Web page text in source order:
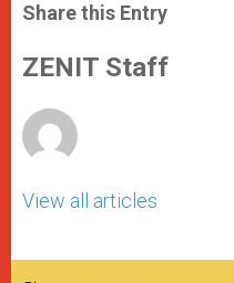
t
s
p
p
s
e
g
e
e
b
o
k
Share this Entry
ZENIT Staff
View all articles